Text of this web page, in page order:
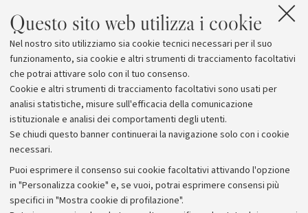
Questo sito web utilizza i cookie
Nel nostro sito utilizziamo sia cookie tecnici necessari per il suo
funzionamento, sia cookie e altri strumenti di tracciamento facoltativi
che potrai attivare solo con il tuo consenso.
Cookie e altri strumenti di tracciamento facoltativi sono usati per
analisi statistiche, misure sull'efficacia della comunicazione
istituzionale e analisi dei comportamenti degli utenti.
Se chiudi questo banner continuerai la navigazione solo con i cookie
necessari.
Puoi esprimere il consenso sui cookie facoltativi attivando l'opzione
in "Personalizza cookie" e, se vuoi, potrai esprimere consensi più
specifici in "Mostra cookie di profilazione".
Fondazione Bordoni - dati parziali
sull'accesibilità dei siti italiani
ASPHI
Archivio
Comunicati stampa